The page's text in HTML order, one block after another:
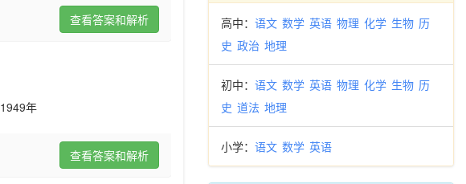
查看答案和解析
1949年
查看答案和解析
高中： 语文 数学 英语 物理 化学 生物 历
史 政治 地理
初中： 语文 数学 英语 物理 化学 生物 历
史 道法 地理
小学： 语文 数学 英语